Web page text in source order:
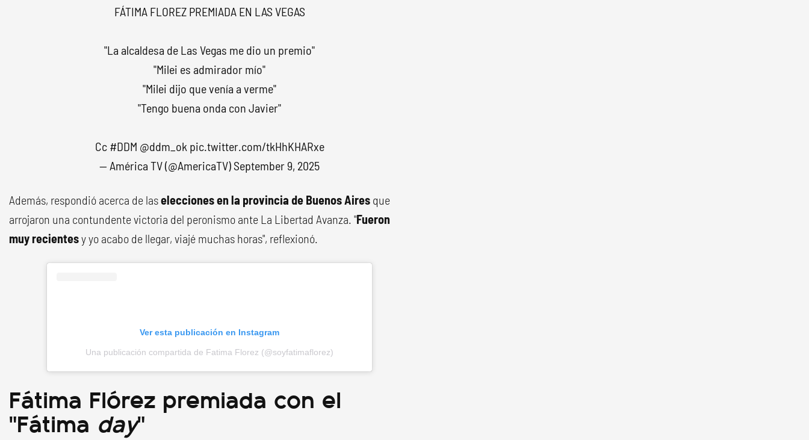
FÁTIMA FLOREZ PREMIADA EN LAS VEGAS
"La alcaldesa de Las Vegas me dio un premio"
"Milei es admirador mío"
"Milei dijo que venía a verme"
"Tengo buena onda con Javier"
Cc #DDM @ddm_ok pic.twitter.com/tkHhKHARxe
— América TV (@AmericaTV) September 9, 2025
Además, respondió acerca de laselecciones en la provincia de Buenos Aires que
arrojaron una contundente victoria del peronismo ante La Libertad Avanza. "Fueron
muy recientesy yo acabo de llegar, viajé muchas horas", reflexionó.
Ver esta publicación en Instagram
Una publicación compartida de Fatima Florez (@soyfatimaflorez)
Fátima Flórez premiada con el
"Fátima day"